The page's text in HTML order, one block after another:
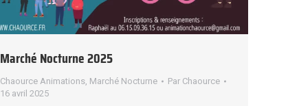
Marché Nocturne 2025
Chaource Animations Marché Nocturne Par Chaource
16 avril 2025